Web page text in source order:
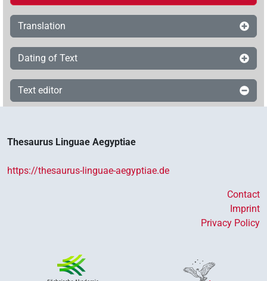
Translation
Dating of Text
Text editor
Thesaurus Linguae Aegyptiae
https://thesaurus-linguae-aegyptiae.de
Contact
Imprint
Privacy Policy